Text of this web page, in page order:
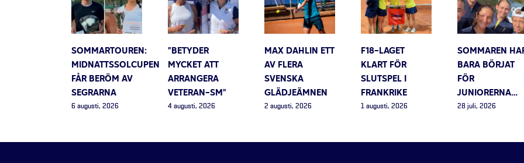
SOMMARTOUREN:
MIDNATTSSOLCUPEN
FÅR BERÖM AV
SEGRARNA
6 augusti, 2026
”BETYDER
MYCKET ATT
ARRANGERA
VETERAN-SM”
4 augusti, 2026
MAX DAHLIN ETT
AV FLERA
SVENSKA
GLÄDJEÄMNEN
2 augusti, 2026
F18-LAGET
KLART FÖR
SLUTSPEL I
FRANKRIKE
1 augusti, 2026
SOMMAREN
BARA BÖRJAT
FÖR
JUNIORERNA…
28 juli, 2026